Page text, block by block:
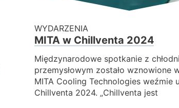
WYDARZENIA
MITA w Chillventa 2024
Międzynarodowe spotkanie z
przemysłowym zostało wznowione
MITA Cooling Technologies weźmie
Chillventa 2024. „Chillventa jest